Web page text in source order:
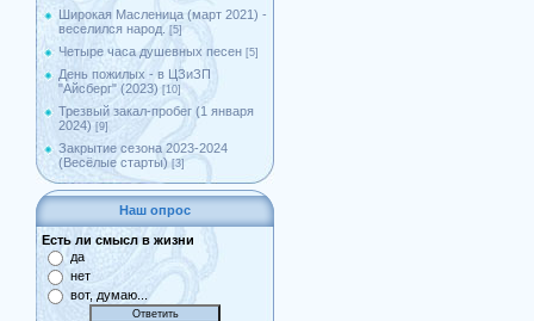
Широкая Масленица (март 2021) -
веселился народ.
[5]
Четыре часа душевных песен [5]
День пожилых - в ЦЗиЗП
"Айсберг" (2023) [10]
Трезвый закал-пробег (1 января
2024) [9]
Закрытие сезона 2023-2024
(Весёлые старты) [3]
Наш опрос
Есть ли смысл в жизни
да
нет
вот, думаю...